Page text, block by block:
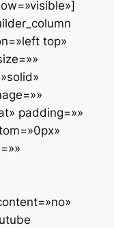
top»
padding=»»